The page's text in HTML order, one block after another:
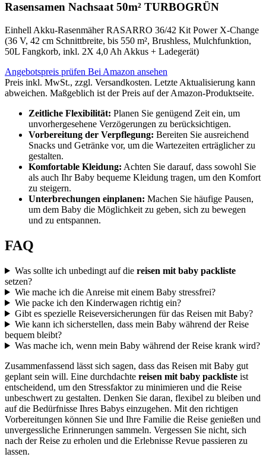
Rasensamen Nachsaat 50m² TURBOGRÜN
Einhell Akku-Rasenmäher RASARRO 36/42 Kit Power X-Change
(36 V, 42 cm Schnittbreite, bis 550 m², Brushless, Mulchfunktion,
50L Fangkorb, inkl. 2X 4,0 Ah Akkus + Ladegerät)
Angebotspreis prüfen Bei Amazon ansehen
Preis inkl. MwSt., zzgl. Versandkosten. Letzte Aktualisierung kann
abweichen. Maßgeblich ist der Preis auf der Amazon-Produktseite.
Zeitliche Flexibilität: Planen Sie genügend Zeit ein, um
unvorhergesehene Verzögerungen zu berücksichtigen.
Vorbereitung der Verpflegung: Bereiten Sie ausreichend
Snacks und Getränke vor, um die Wartezeiten erträglicher zu
gestalten.
Komfortable Kleidung: Achten Sie darauf, dass sowohl Sie
als auch Ihr Baby bequeme Kleidung tragen, um den Komfort
zu steigern.
Unterbrechungen einplanen: Machen Sie häufige Pausen,
um dem Baby die Möglichkeit zu geben, sich zu bewegen
und zu entspannen.
FAQ
Was sollte ich unbedingt auf die reisen mit baby packliste
setzen?
Wie mache ich die Anreise mit einem Baby stressfrei?
Wie packe ich den Kinderwagen richtig ein?
Gibt es spezielle Reiseversicherungen für das Reisen mit Baby?
Wie kann ich sicherstellen, dass mein Baby während der Reise
bequem bleibt?
Was mache ich, wenn mein Baby während der Reise krank wird?
Zusammenfassend lässt sich sagen, dass das Reisen mit Baby gut
geplant sein will. Eine durchdachte reisen mit baby packliste ist
entscheidend, um den Stressfaktor zu minimieren und die Reise
unbeschwert zu gestalten. Denken Sie daran, flexibel zu bleiben und
auf die Bedürfnisse Ihres Babys einzugehen. Mit den richtigen
Vorbereitungen können Sie und Ihre Familie die Reise genießen und
unvergessliche Erinnerungen sammeln. Vergessen Sie nicht, sich
nach der Reise zu erholen und die Erlebnisse Revue passieren zu
lassen.